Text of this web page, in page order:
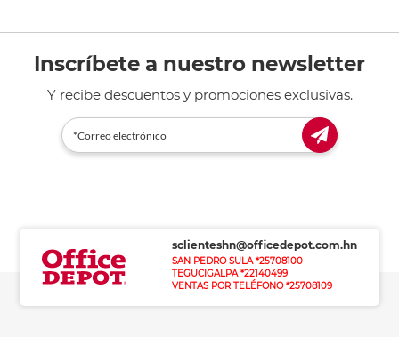
Inscríbete a nuestro newsletter
Y recibe descuentos y promociones exclusivas.
sclienteshn@officedepot.com.hn
SAN PEDRO SULA *25708100
TEGUCIGALPA *22140499
VENTAS POR TELÉFONO *25708109